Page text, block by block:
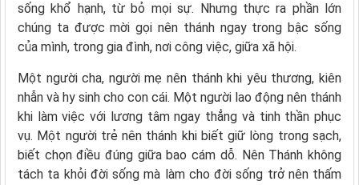
sống khổ hạnh, từ bỏ mọi sự. Nhưng thực ra phần lớn
chúng ta được mời gọi nên thánh ngay trong bậc sống
của mình, trong gia đình, nơi công việc, giữa xã hội.
Một người cha, người mẹ nên thánh khi yêu thương, kiên
nhẫn và hy sinh cho con cái. Một người lao động nên thánh
khi làm việc với lương tâm ngay thẳng và tinh thần phục
vụ. Một người trẻ nên thánh khi biết giữ lòng trong sạch,
biết chọn điều đúng giữa bao cám dỗ. Nên Thánh không
tách ta khỏi đời sống mà làm cho đời sống trở nên thấm